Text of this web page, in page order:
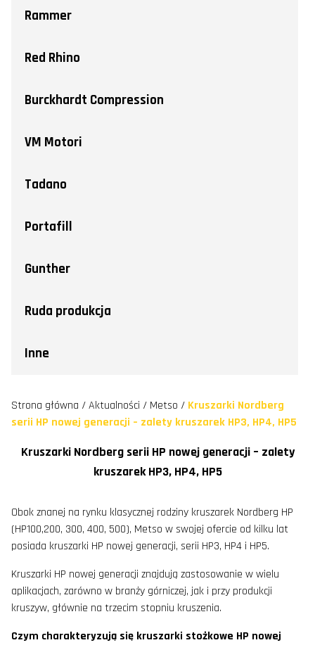
Rammer
Red Rhino
Burckhardt Compression
VM Motori
Tadano
Portafill
Gunther
Ruda produkcja
Inne
Strona główna /Aktualności / Metso / Kruszarki Nordberg
serii HP nowej generacji – zalety kruszarek HP3, HP4, HP5
Kruszarki Nordberg serii HP nowej generacji – zalety
kruszarek HP3, HP4, HP5
Obok znanej na rynku klasycznej rodziny kruszarek Nordberg HP
(HP100,200, 300, 400, 500), Metso w swojej ofercie od kilku lat
posiada kruszarki HP nowej generacji, serii HP3, HP4 i HP5.
Kruszarki HP nowej generacji znajdują zastosowanie w wielu
aplikacjach, zarówno w branży górniczej, jak i przy produkcji
kruszyw, głównie na trzecim stopniu kruszenia.
Czym charakteryzują się kruszarki stożkowe HP nowej